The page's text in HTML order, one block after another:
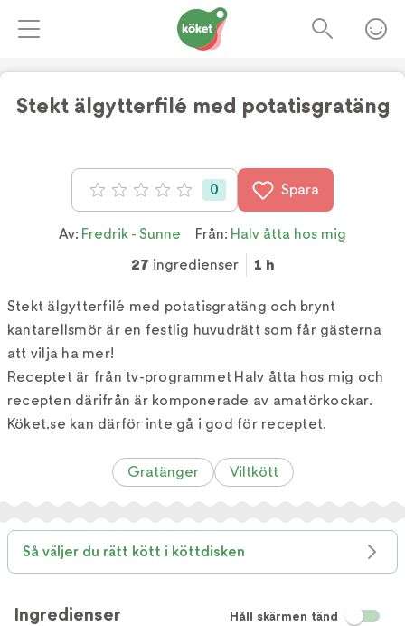
Stekt älgytterfilé med potatisgratäng
Betyg: 0 av 5 0 Spara
Av: Fredrik - Sunne Från: Halv åtta hos mig
27 ingredienser 1 h
Stekt älgytterfilé med potatisgratäng och brynt
kantarellsmör är en festlig huvudrätt som får gästerna
att vilja ha mer!
Receptet är från tv-programmet Halv åtta hos mig och
recepten därifrån är komponerade av amatörkockar.
Köket.se kan därför inte gå i god för receptet.
Gratänger Viltkött
Så väljer du rätt kött i köttdisken
Ingredienser Håll skärmen tänd